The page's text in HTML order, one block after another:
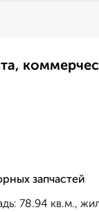
запчастей
78.94 кв.м.,